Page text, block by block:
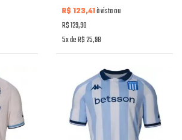
R$ 123,41à vista ou
R$ 129,90
5x de R$ 25,98